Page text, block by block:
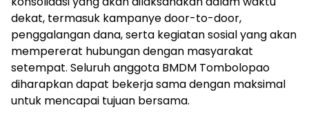
dekat, termasuk kampanye door-to-door,
penggalangan dana, serta kegiatan sosial yang akan
mempererat hubungan dengan masyarakat
setempat. Seluruh anggota BMDM Tombolopao
diharapkan dapat bekerja sama dengan maksimal
untuk mencapai tujuan bersama.